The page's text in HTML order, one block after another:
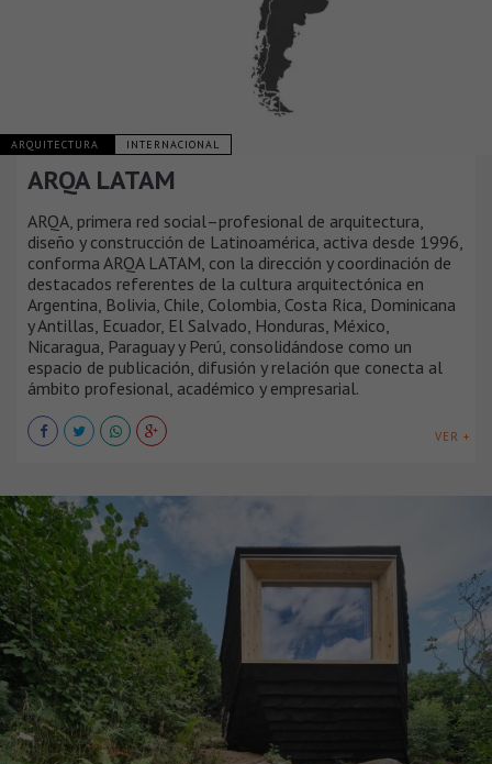
ARQUITECTURA INTERNACIONAL
ARQA LATAM
ARQA, primera red social–profesional de arquitectura,
diseño y construcción de Latinoamérica, activa desde 1996,
conforma ARQA LATAM, con la dirección y coordinación de
destacados referentes de la cultura arquitectónica en
Argentina, Bolivia, Chile, Colombia, Costa Rica, Dominicana
y Antillas, Ecuador, El Salvado, Honduras, México,
Nicaragua, Paraguay y Perú, consolidándose como un
espacio de publicación, difusión y relación que conecta al
ámbito profesional, académico y empresarial.
VER +